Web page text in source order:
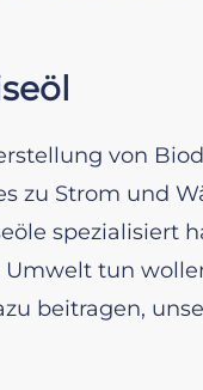
von
zu Strom und
spezialisiert
tun
beitragen,